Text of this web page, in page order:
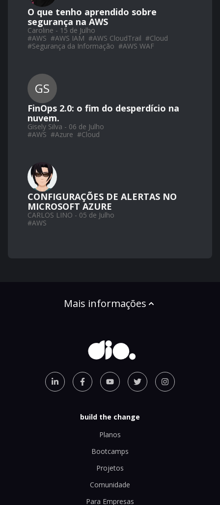
O que tenho aprendido sobre
segurança na AWS
Caroline - 15 de Julho
#AWS #AWS IAM #AWS CloudTrail #Cloud
#Segurança da Informação #AWS WAF
GS
FinOps 2.0: o fim do desperdício na
nuvem.
Gisely Silva - 06 de Julho
#AWS #Azure #Cloud
CONFIGURAÇÕES DE ALERTAS NO
MICROSOFT AZURE
CARLOS LINO - 05 de Julho
#AWS
Mais informações
build the change
Planos
Bootcamps
Projetos
Comunidade
Para Empresas